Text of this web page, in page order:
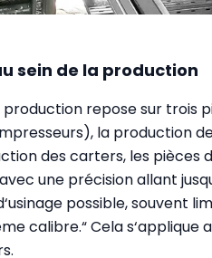
sein de la production
production repose sur trois
la production
des carters, les
une précision allant
possible, souvent
calibre.“ Cela s‘applique